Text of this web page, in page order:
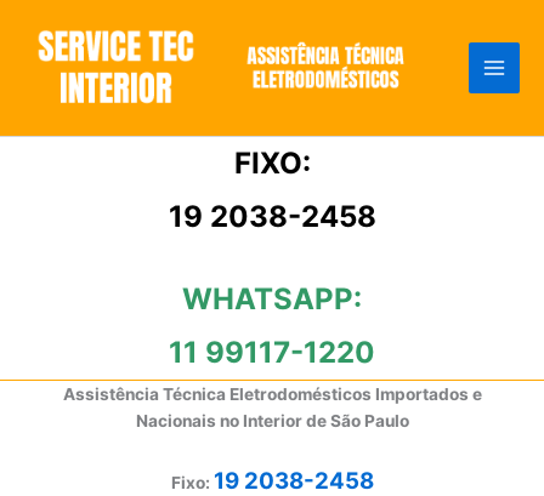
conteúdo
FIXO:
19 2038-2458
WHATSAPP:
11 99117-1220
Assistência Técnica Eletrodomésticos Importados e
Nacionais no Interior de São Paulo
Fixo: 19 2038-2458